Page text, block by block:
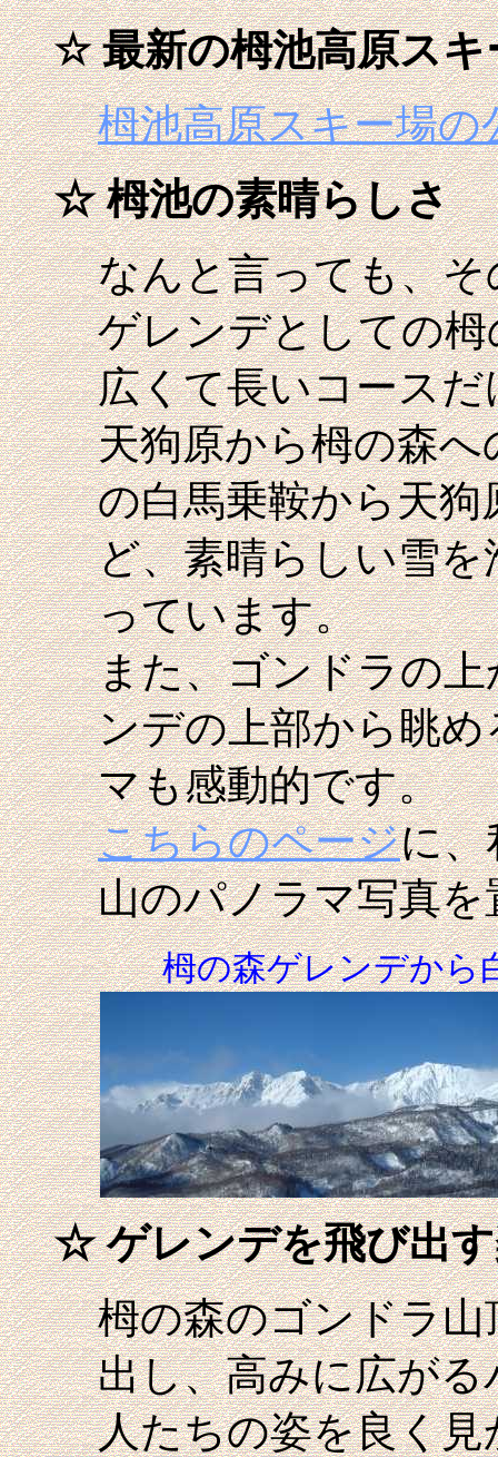
☆ 最新の栂池高原ス
栂池高原スキー場の
☆栂池の素晴らしさ
なんと言っても、
ゲレンデとしての
広くて長いコース
天狗原から栂の森
の白馬乗鞍から天
ど、素晴らしい雪
っています。
また、ゴンドラの
ンデの上部から眺
マも感動的です。
こちらのページに、
山のパノラマ写真
栂の森ゲレンデから
☆ゲレンデを飛び出
栂の森のゴンドラ
出し、高みに広が
人たちの姿を良く